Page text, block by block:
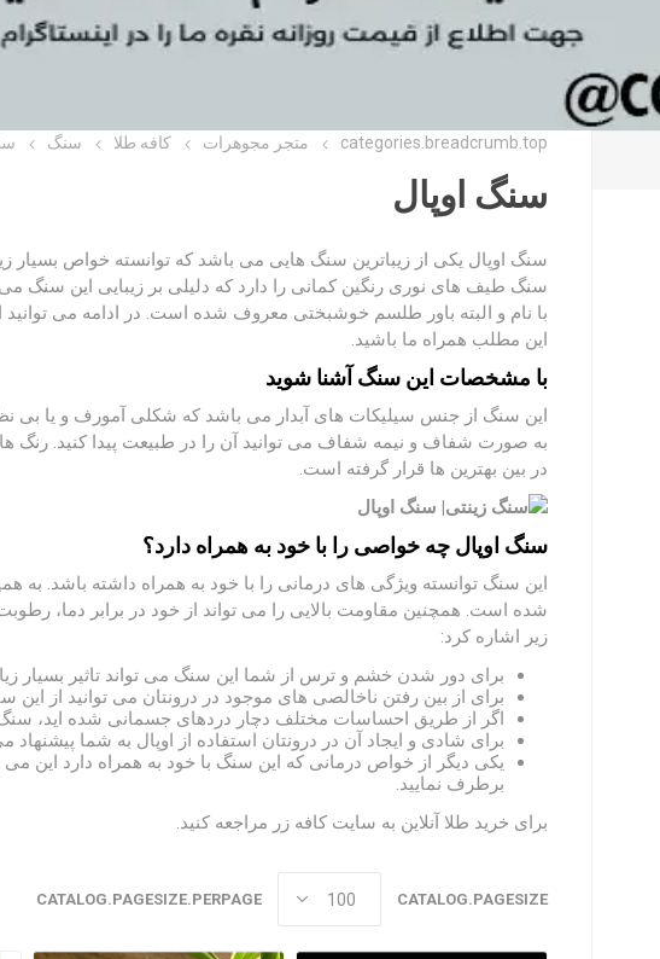
categories.breadcrumb.top متجر مجوهرات کافه طلا سنگ
سنگ اوپال
سنگ اوپال یکی از زیباترین سنگ هایی می باشد که توانسته خواص بسیار
سنگ طیف های نوری رنگین کمانی را دارد که دلیلی بر زیبایی این
با نام و البته باور طلسم خوشبختی معروف شده است. در ادامه می توانید
این مطلب همراه ما باشید.
با مشخصات این سنگ آشنا شوید
به صورت شفاف و نیمه شفاف می توانید آن را در طبیعت پیدا کنید. رنگ
در بین بهترین ها قرار گرفته است.
سنگ اوپال چه خواصی را با خود به همراه دارد؟
این سنگ توانسته ویژگی های درمانی را با خود به همراه داشته باشد. به
شده است. همچنین مقاومت بالایی را می تواند از خود در برابر دما،
زیر اشاره کرد:
برای دور شدن خشم و ترس از شما این سنگ می تواند تاثیر بسیار
برای از بین رفتن ناخالصی های موجود در درونتان می توانید از این
اگر از طریق احساسات مختلف دچار دردهای جسمانی شده اید، سنگ
برای شادی و ایجاد آن در درونتان استفاده از اوپال به شما پیشنهاد
یکی دیگر از خواص درمانی که این سنگ با خود به همراه دارد این می
برطرف نمایید.
برای خرید طلا آنلاین به سایت کافه زر مراجعه کنید.
CATALOG.PAGESIZE
CATALOG.PAGESIZE.PERPAGE